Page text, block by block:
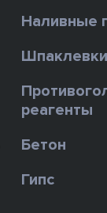
Наливные
Шпаклевки
реагенты
Бетон
Гипс